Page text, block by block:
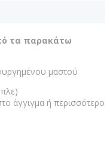
τα παρακάτω
μαστού
άγγιγμα ή περισσότερο